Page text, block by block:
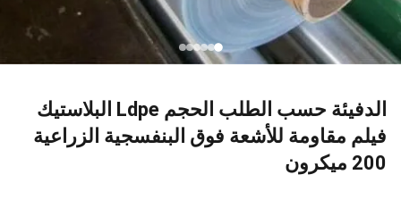
الدفيئة حسب الطلب الحجم Ldpe البلاستيك
فيلم مقاومة للأشعة فوق البنفسجية الزراعية
200 ميكرون